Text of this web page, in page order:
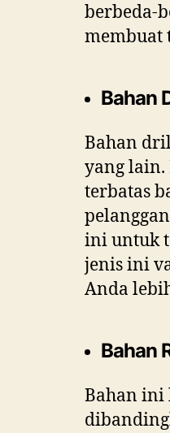
berbeda-
membuat
Bahan
Bahan
yang lain.
terbatas
pelanggan
ini untuk
jenis ini
Anda
Bahan
Bahan ini